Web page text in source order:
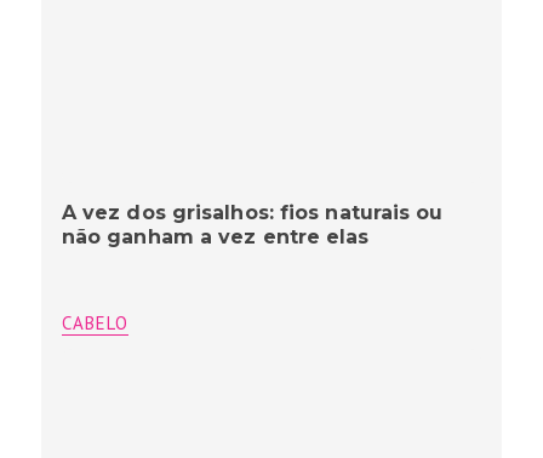
A vez dos grisalhos: fios naturais ou
não ganham a vez entre elas
CABELO